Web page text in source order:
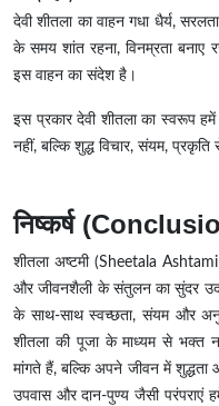
देवी शीतला का वाहन गधा धैर्य,
के समय शांत रहना, विनम्रता बनाए
इस वाहन का संदेश है।
इस प्रकार देवी शीतला का स्वरूप
नहीं, बल्कि शुद्ध विचार, संयम,
निष्कर्ष
शीतला अष्टमी (Sheetala
और जीवनशैली के संतुलन का सुंदर
के साथ-साथ स्वच्छता, संयम और
शीतला की पूजा के माध्यम से भक्त न
मांगते हैं, बल्कि अपने जीवन में शुद्धता
उपवास और दान-पुण्य जैसी परंपराएं